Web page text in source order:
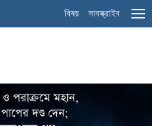
বিষয় সাবস্ক্রাইব